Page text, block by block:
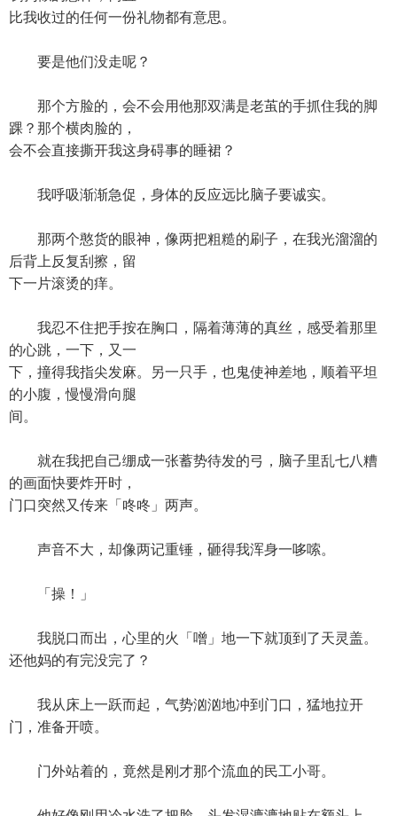
比我收过的任何一份礼物都有意思。
要是他们没走呢？
那个方脸的，会不会用他那双满是老茧的手抓住我的脚
踝？那个横肉脸的，
会不会直接撕开我这身碍事的睡裙？
我呼吸渐渐急促，身体的反应远比脑子要诚实。
那两个憨货的眼神，像两把粗糙的刷子，在我光溜溜的
后背上反复刮擦，留
下一片滚烫的痒。
我忍不住把手按在胸口，隔着薄薄的真丝，感受着那里
的心跳，一下，又一
下，撞得我指尖发麻。另一只手，也鬼使神差地，顺着平坦
的小腹，慢慢滑向腿
间。
就在我把自己绷成一张蓄势待发的弓，脑子里乱七八糟
的画面快要炸开时，
门口突然又传来「咚咚」两声。
声音不大，却像两记重锤，砸得我浑身一哆嗦。
「操！」
我脱口而出，心里的火「噌」地一下就顶到了天灵盖。
还他妈的有完没完了？
我从床上一跃而起，气势汹汹地冲到门口，猛地拉开
门，准备开喷。
门外站着的，竟然是刚才那个流血的民工小哥。